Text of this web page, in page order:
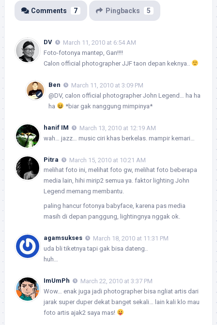
Comments 7 Pingbacks 5
DV
March 11, 2010 at 6:54 AM
Foto-fotonya mantep, Gan!!!!
Calon official photographer JJF taon depan keknya..
Ben
March 11, 2010 at 3:09 PM
@DV, calon official photographer John Legend… ha ha
ha
*biar gak nanggung mimpinya*
hanif IM
March 13, 2010 at 12:19 AM
wah… jazz… music ciri khas berkelas. mampir kemari…
Pitra
March 15, 2010 at 10:21 AM
melihat foto ini, melihat foto gw, melihat foto beberapa
media lain, hihi mirip2 semua ya. faktor lighting John
Legend memang membantu.
paling hancur fotonya babyface, karena pas media
masih di depan panggung, lightingnya nggak ok.
agamsukses
March 18, 2010 at 11:31 PM
uda bli tiketnya tapi gak bisa dateng..
huh…
ImUmPh
March 22, 2010 at 3:37 PM
Wow… enak juga jadi photographer bisa ngliat artis dari
jarak super duper dekat banget sekali… lain kali klo mau
foto artis ajak2 saya mas!